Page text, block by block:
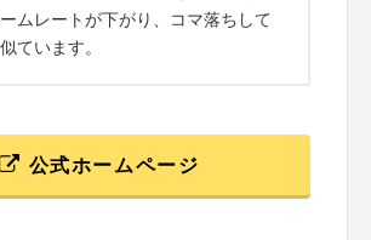
ムレートが下がり、コマ落ちして
ています。
公式ホームページ